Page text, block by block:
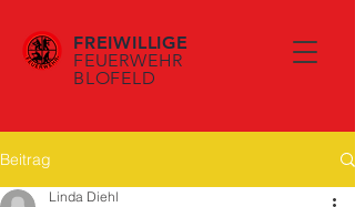
FREIWILLIGE
FEUERWEHR
BLOFELD
Beitrag
Linda Diehl